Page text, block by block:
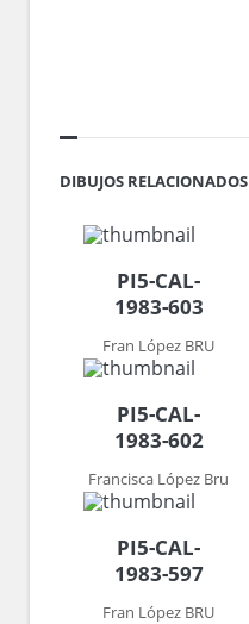
DIBUJOS RELACIONADOS
PI5-CAL-
1983-603
Fran López BRU
PI5-CAL-
1983-602
Francisca López Bru
PI5-CAL-
1983-597
Fran López BRU